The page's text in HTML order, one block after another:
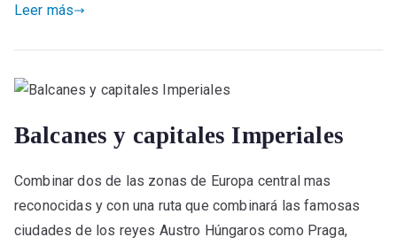
Leer más
Balcanes y capitales Imperiales
Combinar dos de las zonas de Europa central mas
reconocidas y con una ruta que combinará las famosas
ciudades de los reyes Austro Húngaros como Praga,